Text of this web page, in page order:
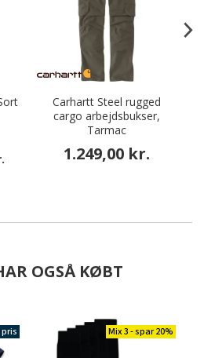
Carhartt Steel rugged
cargo arbejdsbukser,
Tarmac
1.249,00 kr.
OGSÅ KØBT
Mix 3 - spar 20%